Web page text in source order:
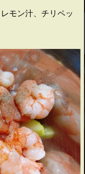
モン汁、チリペッ